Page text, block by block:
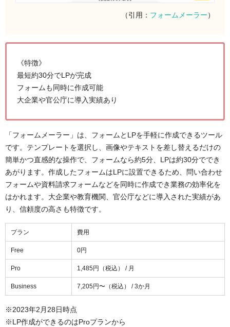
（引用： フォームメーラー）
《特徴》
最短約30分でLPが完成
フォームも同時に作成可能
大企業や官公庁に導入実績あり
「フォームメーラー」は、フォームとLPを手軽に作成できるツール
です。テンプレートを選択し、画像やテキストを差し替えるだけの
簡単かつ直感的な操作で、フォームなら約5分、LPは約30分ででき
あがります。作成したフォームはLPに設置できるため、問い合わせ
フォームや資料請求フォームなどを同時に作成でき業務の効率化を
はかれます。大企業や教育機関、官公庁などに導入された実績があ
り、信頼度の高さも特徴です。
プラン 費用
Free 0円
Pro 1,485円（税込） / 月
Business 7,205円〜（税込） / 3か月
※2023年2月28日時点
※LP作成ができるのはProプランから